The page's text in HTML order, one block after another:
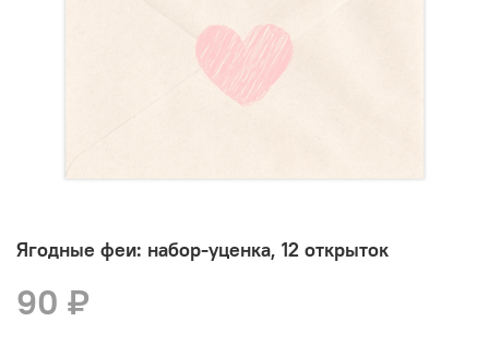
Ягодные феи: набор-уценка, 12 открыток
90 ₽